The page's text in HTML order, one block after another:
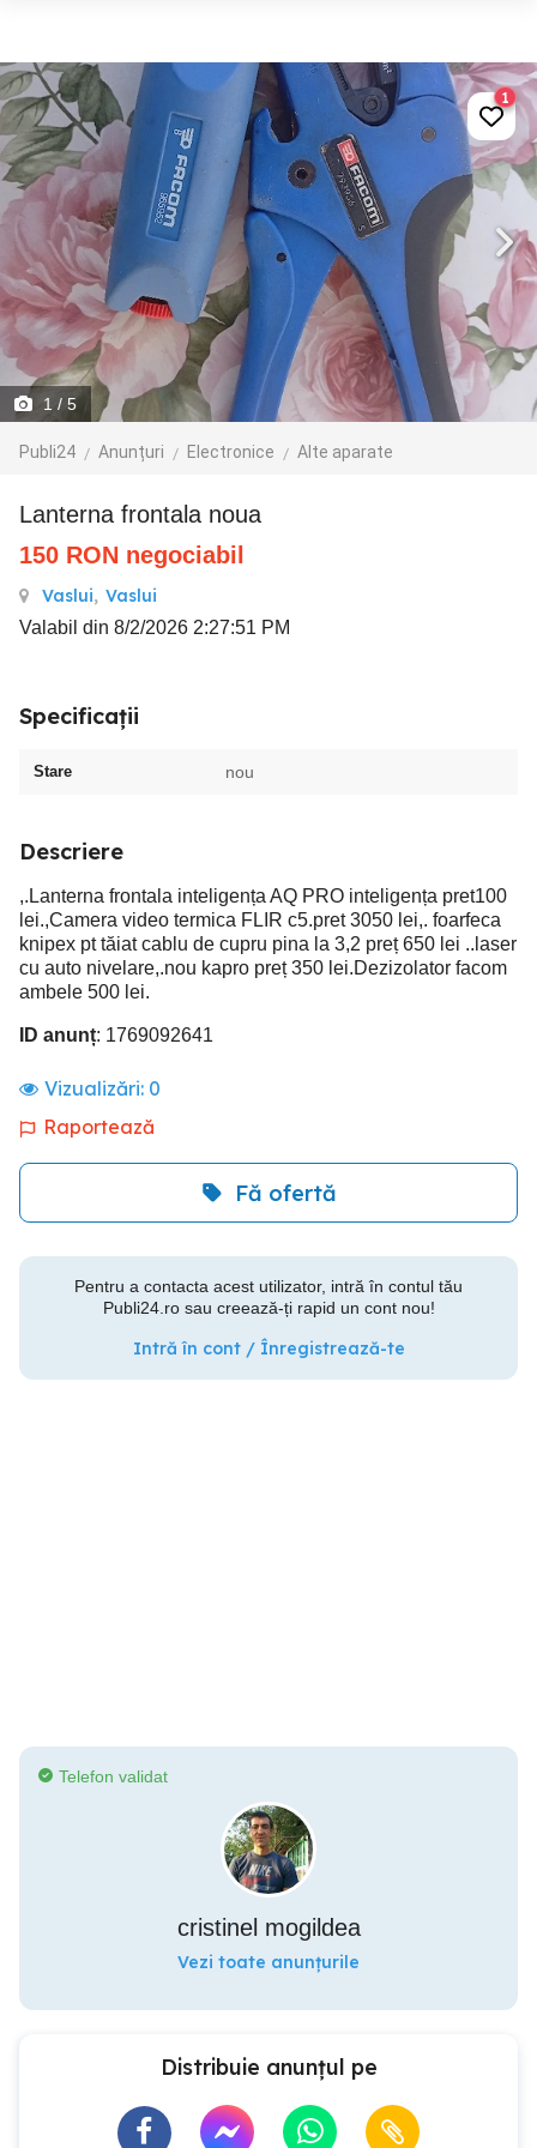
1 / 5
Publi24 Anunțuri Electronice Alte aparate
1
lanterna frontala noua
150 RON negociabil
Vaslui, Vaslui
Valabil din 8/2/2026 2:27:51 PM
Specificații
Stare nou
Descriere
,.Lanterna frontala inteligența AQ PRO inteligența pret100
lei.,Camera video termica FLIR c5.pret 3050 lei,. foarfeca
knipex pt tăiat cablu de cupru pina la 3,2 preț 650 lei ..laser
cu auto nivelare,.nou kapro preț 350 lei.Dezizolator facom
ambele 500 lei.
ID anunț: 1769092641
Vizualizări: 0
Raportează
Fă ofertă
Pentru a contacta acest utilizator, intră în contul tău
Publi24.ro sau creează-ți rapid un cont nou!
Intră în cont / Înregistrează-te
Telefon validat
cristinel mogildea
Vezi toate anunțurile
Distribuie anunțul pe